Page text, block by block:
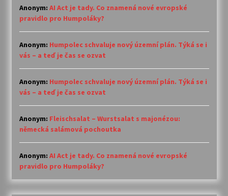
Anonym: AI Act je tady. Co znamená nové evropské
pravidlo pro Humpoláky?
Anonym: Humpolec schvaluje nový územní plán. Týká se i
vás – a teď je čas se ozvat
Anonym: Humpolec schvaluje nový územní plán. Týká se i
vás – a teď je čas se ozvat
Anonym: Fleischsalat – Wurstsalat s majonézou:
německá salámová pochoutka
Anonym: AI Act je tady. Co znamená nové evropské
pravidlo pro Humpoláky?